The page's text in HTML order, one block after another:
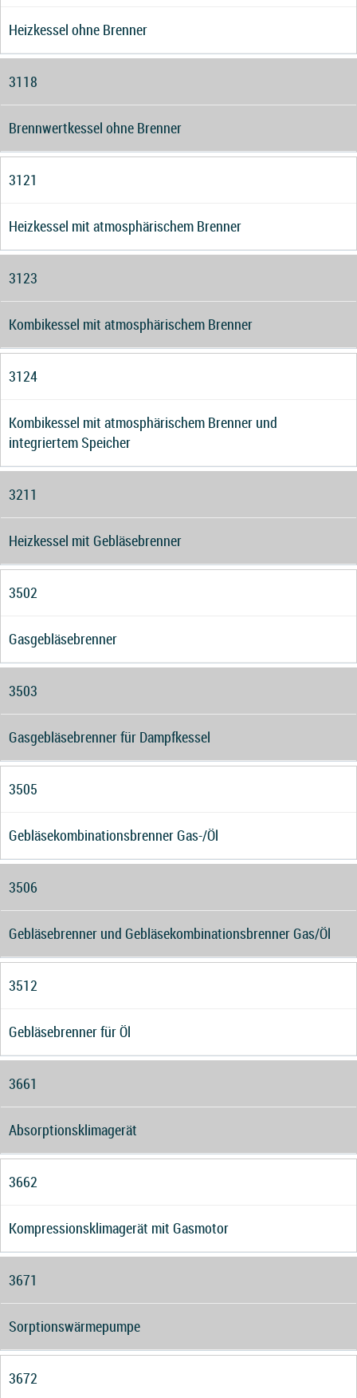
Heizkessel ohne Brenner
3118
Brennwertkessel ohne Brenner
3121
Heizkessel mit atmosphärischem Brenner
3123
Kombikessel mit atmosphärischem Brenner
3124
Kombikessel mit atmosphärischem Brenner und
integriertem Speicher
3211
Heizkessel mit Gebläsebrenner
3502
Gasgebläsebrenner
3503
Gasgebläsebrenner für Dampfkessel
3505
Gebläsekombinationsbrenner Gas-/Öl
3506
Gebläsebrenner und Gebläsekombinationsbrenner Gas/Öl
3512
Gebläsebrenner für Öl
3661
Absorptionsklimagerät
3662
Kompressionsklimagerät mit Gasmotor
3671
Sorptionswärmepumpe
3672